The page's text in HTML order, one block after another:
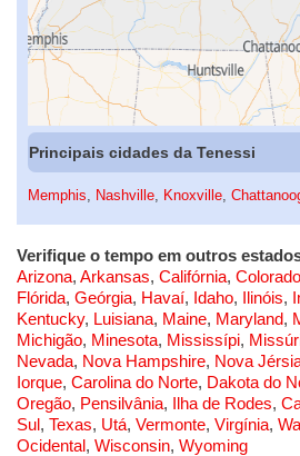
Principais cidades da Tenessi
Memphis Nashville Knoxville
Verifique o tempo em outros
Arizona, Arkansas, Califórnia, Colorado
Flórida, Geórgia, Havaí, Idaho, Ilinóis,
Kentucky, Luisiana, Maine, Maryland,
Michigão, Minesota, Mississípi,
Nevada, Nova Hampshire, Nova
Iorque, Carolina do Norte, Dakota do
Oregão, Pensilvânia, Ilha de Rodes,
Sul, Texas, Utá, Vermonte, Virgínia,
Ocidental, Wisconsin, Wyoming